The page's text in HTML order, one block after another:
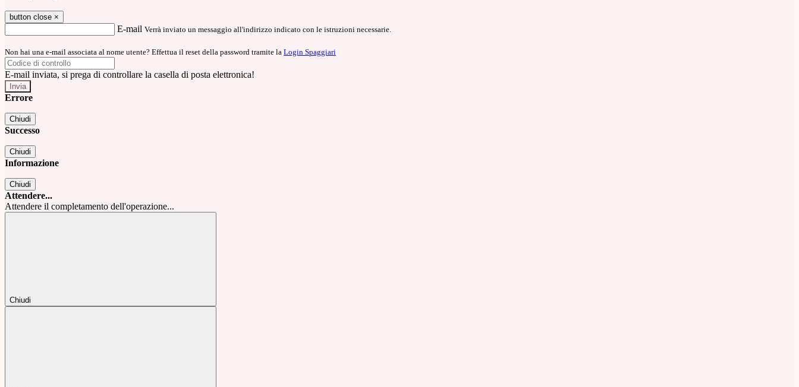
button close ×
E-mail Verrà inviato un messaggio all'indirizzo indicato con le istruzioni necessarie.
Non hai una e-mail associata al nome utente? Effettua il reset della password tramite la Login Spaggiari
E-mail inviata, si prega di controllare la casella di posta elettronica!
Errore
Chiudi
Successo
Chiudi
Informazione
Chiudi
Attendere...
Attendere il completamento dell'operazione...
Chiudi